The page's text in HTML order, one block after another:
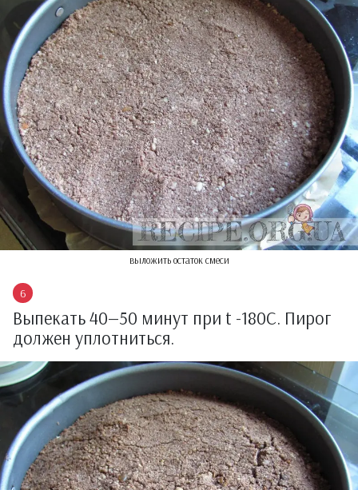
выложить остаток смеси
Выпекать 40—50 минут при t -180С. Пирог
должен уплотниться.